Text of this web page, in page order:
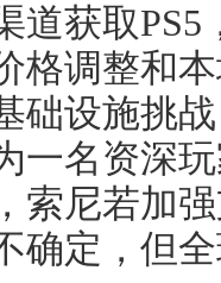
道获取
格调整和
础设施挑
一名资深
索尼若加
确定，但